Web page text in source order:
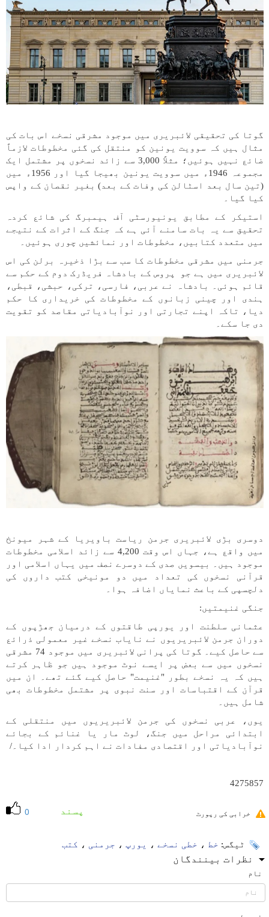
گوتا کی تحقیقی لائبریری میں موجود مشرقی نسخے اس بات کی
مثال ہیں کہ سوویت یونین کو منتقل کی گئی مخطوطات لازماً
ضائع نہیں ہوئیں؛ مثلاً 3,000 سے زائد نسخوں پر مشتمل ایک
مجموعہ 1946ء میں سوویت یونین بھیجا گیا اور 1956ء میں
(تین سال بعد اسٹالن کی وفات کے بعد) بغیر نقصان کے واپس
کیا گیا۔
استیکر کے مطابق یونیورسٹی آف ہیمبرگ کی شائع کردہ
تحقیق سے یہ بات سامنے آئی ہے کہ جنگ کے اثرات کے نتیجے
میں متعدد کتابیں، مخطوطات اور نمائشیں چوری ہوئیں۔
جرمنی میں مشرقی مخطوطات کا سب سے بڑا ذخیرہ برلن کی اس
لائبریری میں ہے جو پروس کے بادشاہ فریڈرک دوم کے حکم سے
قائم ہوئی۔ بادشاہ نے عربی، فارسی، ترکی، حبشی، قبطی،
ہندی اور چینی زبانوں کے مخطوطات کی خریداری کا حکم
دیا، تاکہ اپنے تجارتی اور نوآبادیاتی مقاصد کو تقویت
دی جا سکے۔
دوسری بڑی لائبریری جرمن ریاست باویریا کے شہر میونخ
میں واقع ہے، جہاں اس وقت 4,200 سے زائد اسلامی مخطوطات
موجود ہیں۔ بیسویں صدی کے دوسرے نصف میں یہاں اسلامی اور
قرآنی نسخوں کی تعداد میں دو مونیخی کتب داروں کی
دلچسپی کے باعث نمایاں اضافہ ہوا۔
جنگی غنیمتیں:
عثمانی سلطنت اور یورپی طاقتوں کے درمیان جھڑپوں کے
دوران جرمن لائبریریوں نے نایاب نسخے غیر معمولی ذرائع
سے حاصل کیے۔ گوتا کی پرانی لائبریری میں موجود 74 مشرقی
نسخوں میں سے بعض پر ایسے نوٹ موجود ہیں جو ظاہر کرتے
ہیں کہ یہ نسخے بطور "غنیمت" حاصل کیے گئے تھے۔ ان میں
قرآن کے اقتباسات اور سنت نبوی پر مشتمل مخطوطات بھی
شامل ہیں۔
یوں، عربی نسخوں کی جرمن لائبریریوں میں منتقلی کے
ابتدائی مراحل میں جنگ، لوٹ مار یا غنائم کے بجائے
نوآبادیاتی اور اقتصادی مفادات نے اہم کردار ادا کیا۔/
4275857
0 پسند خرابی کی رپورٹ
ٹیگس: خط ، خطی نسخے ، یورپ ، جرمنی ، کتب
نظرات بینندگان
نام